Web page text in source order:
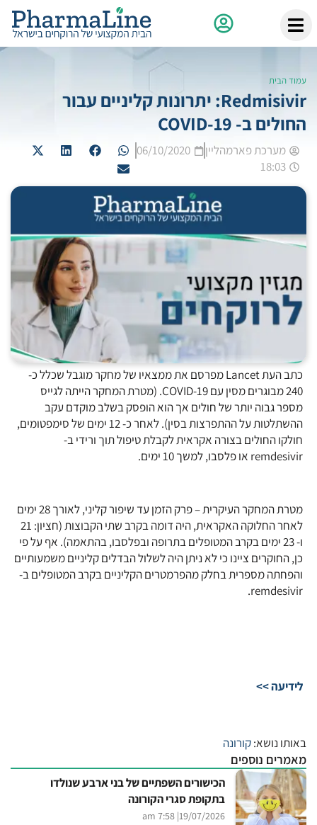
עמוד הבית
Redmisivir: יתרונות קליניים עבור
החולים ב- COVID-19
מערכת פארמהליין
06/10/2020
18:03
כתב העת Lancet מפרסם את ממצאיו של מחקר מוגבל שכלל כ-
240 מבוגרים מסין עם COVID-19. (מטרת המחקר הייתה לגייס
מספר גבוה יותר של חולים אך הוא הופסק בשלב מוקדם עקב
ההשתלטות על ההתפרצות בסין). לאחר כ- 12 ימים של סימפטומים,
חולקו החולים בצורה אקראית לקבלת טיפול תוך ורידי ב-
remdesivir או פלסבו, למשך 10 ימים.
מטרת המחקר העיקרית – פרק הזמן עד שיפור קליני, לאורך 28 ימים
לאחר החלוקה האקראית, היה דומה בקרב שתי הקבוצות (חציון: 21
ו- 23 ימים בקרב המטופלים בתרופה ובפלסבו, בהתאמה). אף על פי
כן, החוקרים ציינו כי לא ניתן היה לשלול הבדלים קליניים משמעותיים
והפחתה מספרית בחלק מהפרמטרים הקליניים בקרב המטופלים ב-
remdesivir.
לידיעה >>
באותו נושא:קורונה
מאמרים נוספים
הכישורים השפתיים של בני ארבע שנולדו
בתקופת סגרי הקורונה
19/07/2026
| 7:58 am